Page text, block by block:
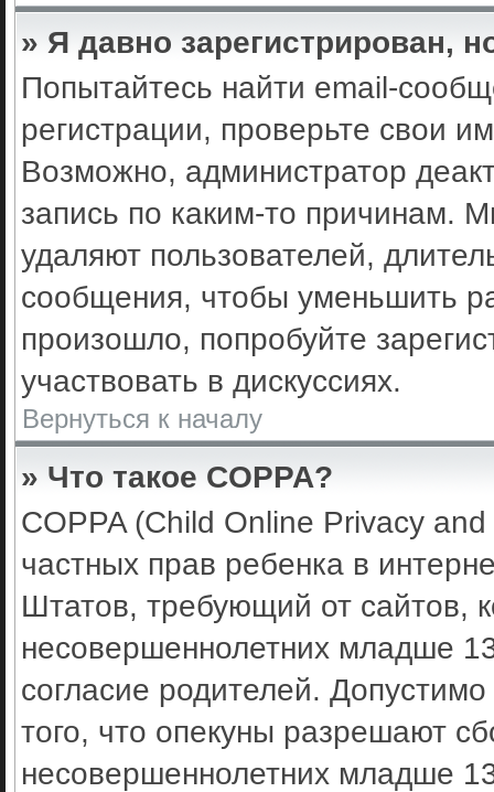
» Я давно зарегистрирован,
Попытайтесь найти email-
регистрации, проверьте свои
Возможно, администратор
запись по каким-то причинам.
удаляют пользователей,
сообщения, чтобы уменьшить
произошло, попробуйте
участвовать в дискуссиях.
Вернуться к началу
» Что такое COPPA?
COPPA (Child Online Privacy
частных прав ребенка в
Штатов, требующий от сайтов,
несовершеннолетних младше
согласие родителей.
того, что опекуны разрешают
несовершеннолетних младше